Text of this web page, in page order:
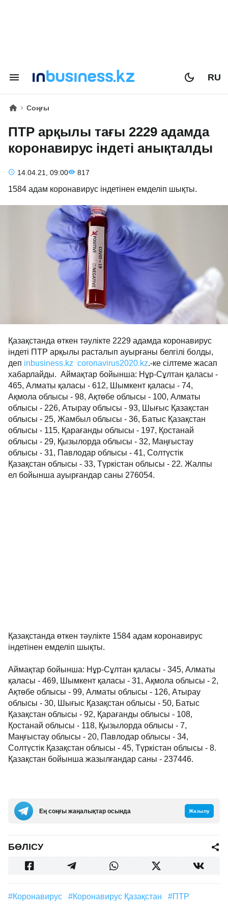
RU
Соңғы
ПТР арқылы тағы 2229 адамда
коронавирус індеті анықталды
14.04.21, 09:00 817
1584 адам коронавирус індетінен емделіп шықты.
Қазақстанда өткен тәулікте 2229 адамда коронавирус
індеті ПТР арқылы расталып ауырғаны белгілі болды,
деп inbusiness.kz coronavirus2020.kz.-ке сілтеме жасап
хабарлайды. Аймақтар бойынша: Нұр-Сұлтан қаласы -
465, Алматы қаласы - 612, Шымкент қаласы - 74,
Ақмола облысы - 98, Ақтөбе облысы - 100, Алматы
облысы - 226, Атырау облысы - 93, Шығыс Қазақстан
облысы - 25, Жамбыл облысы - 36, Батыс Қазақстан
облысы - 115, Қарағанды облысы - 197, Қостанай
облысы - 29, Қызылорда облысы - 32, Маңғыстау
облысы - 31, Павлодар облысы - 41, Солтүстік
Қазақстан облысы - 33, Түркістан облысы - 22. Жалпы
ел бойынша ауырғандар саны 276054.
Қазақстанда өткен тәулікте 1584 адам коронавирус
індетінен емделіп шықты.
Аймақтар бойынша: Нұр-Сұлтан қаласы - 345, Алматы
қаласы - 469, Шымкент қаласы - 31, Ақмола облысы - 2,
Ақтөбе облысы - 99, Алматы облысы - 126, Атырау
облысы - 30, Шығыс Қазақстан облысы - 50, Батыс
Қазақстан облысы - 92, Қарағанды облысы - 108,
Қостанай облысы - 118, Қызылорда облысы - 7,
Маңғыстау облысы - 20, Павлодар облысы - 34,
Солтүстік Қазақстан облысы - 45, Түркістан облысы - 8.
Қазақстан бойынша жазылғандар саны - 237446.
Ең соңғы жаңалықтар осында Жазылу
БӨЛІСУ
#Коронавирус #коронавирус Қазақстан #ПТР